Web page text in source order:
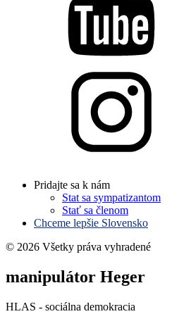
Pridajte sa k nám
Stat sa sympatizantom
Stať sa členom
Chceme lepšie Slovensko
© 2026 Všetky práva vyhradené
manipulátor Heger
HLAS - sociálna demokracia